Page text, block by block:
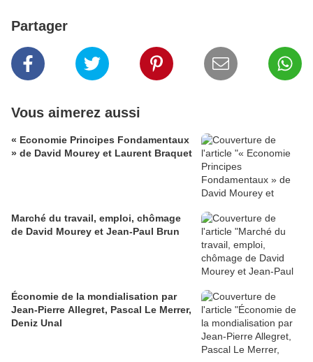
Partager
Vous aimerez aussi
« Economie Principes Fondamentaux
» de David Mourey et Laurent Braquet
Marché du travail, emploi, chômage
de David Mourey et Jean-Paul Brun
Économie de la mondialisation par
Jean-Pierre Allegret, Pascal Le Merrer,
Deniz Unal